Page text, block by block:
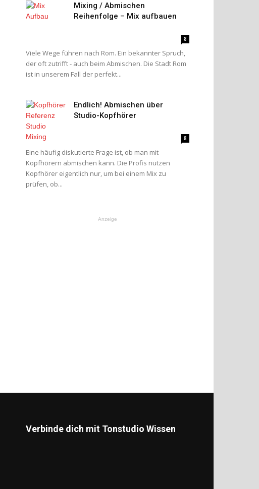
Mixing / Abmischen
Reihenfolge – Mix aufbauen
8
Viele Wege führen nach Rom. Ein bekannter Spruch,
der oft zutrifft - auch beim Abmischen. Die Stadt Rom
ist in unserem Fall der perfekt...
Endlich! Abmischen über
Studio-Kopfhörer
8
Eine häufig diskutierte Frage ist, ob man mit
Kopfhörern abmischen kann. Die Profis nutzen
Kopfhörer eigentlich nur, um bei einem Mix zu
prüfen, ob...
Anzeige
Verbinde dich mit Tonstudio Wissen